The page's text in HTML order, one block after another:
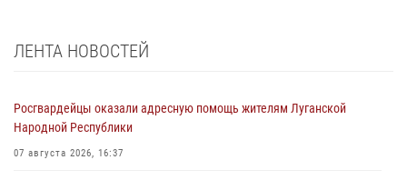
ЛЕНТА НОВОСТЕЙ
Росгвардейцы оказали адресную помощь жителям Луганской
Народной Республики
07 августа 2026, 16:37